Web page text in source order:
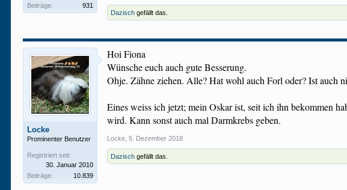
Beiträge:
931
Dazisch gefällt das.
Locke
Prominenter Benutzer
Registriert seit:
30. Januar 2010
Beiträge:
10.839
Hoi Fiona
Wünsche euch auch gute Besserung.
Ohje. Zähne ziehen. Alle? Hat wohl auch Forl oder? Ist auch
Eines weiss ich jetzt; mein Oskar ist, seit ich ihn bekommen
wird. Kann sonst auch mal Darmkrebs geben.
Locke 5. Dezember 2018
Dazisch gefällt das.